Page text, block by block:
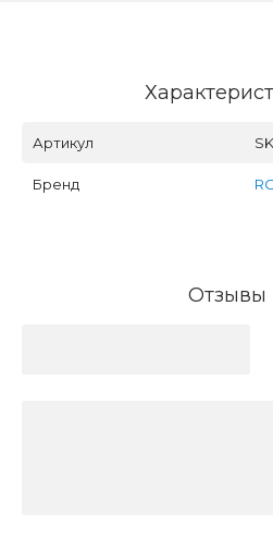
Артикул
Бренд
Отзывы